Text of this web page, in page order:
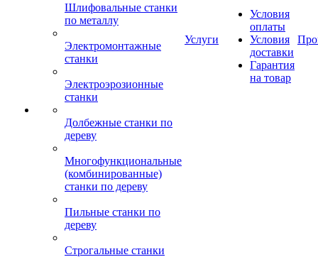
Шлифовальные станки
по металлу
Электромонтажные
станки
Электроэрозионные
станки
Долбежные станки по
дереву
Многофункциональные
(комбинированные)
станки по дереву
Пильные станки по
дереву
Строгальные станки
Услуги
Условия
оплаты
Условия
доставки
Гарантия
на товар